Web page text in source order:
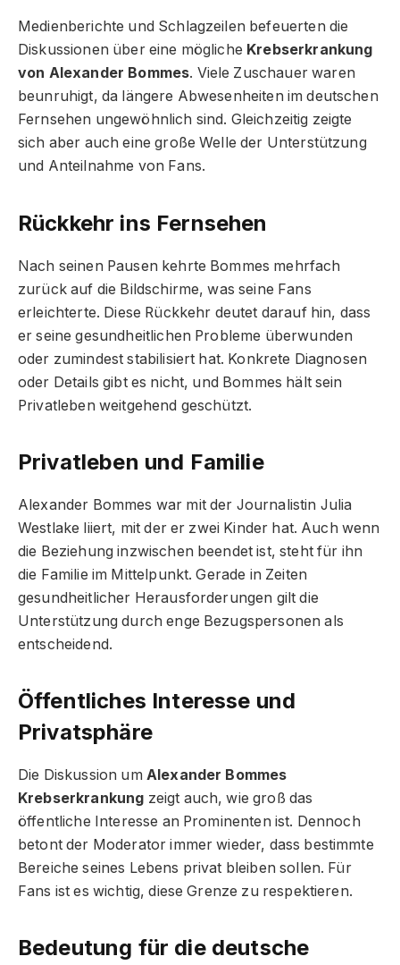
Medienberichte und Schlagzeilen befeuerten die
Diskussionen über eine mögliche Krebserkrankung
von Alexander Bommes. Viele Zuschauer waren
beunruhigt, da längere Abwesenheiten im deutschen
Fernsehen ungewöhnlich sind. Gleichzeitig zeigte
sich aber auch eine große Welle der Unterstützung
und Anteilnahme von Fans.
Rückkehr ins Fernsehen
Nach seinen Pausen kehrte Bommes mehrfach
zurück auf die Bildschirme, was seine Fans
erleichterte. Diese Rückkehr deutet darauf hin, dass
er seine gesundheitlichen Probleme überwunden
oder zumindest stabilisiert hat. Konkrete Diagnosen
oder Details gibt es nicht, und Bommes hält sein
Privatleben weitgehend geschützt.
Privatleben und Familie
Alexander Bommes war mit der Journalistin Julia
Westlake liiert, mit der er zwei Kinder hat. Auch wenn
die Beziehung inzwischen beendet ist, steht für ihn
die Familie im Mittelpunkt. Gerade in Zeiten
gesundheitlicher Herausforderungen gilt die
Unterstützung durch enge Bezugspersonen als
entscheidend.
Öffentliches Interesse und
Privatsphäre
Die Diskussion um Alexander Bommes
Krebserkrankung zeigt auch, wie groß das
öffentliche Interesse an Prominenten ist. Dennoch
betont der Moderator immer wieder, dass bestimmte
Bereiche seines Lebens privat bleiben sollen. Für
Fans ist es wichtig, diese Grenze zu respektieren.
Bedeutung für die deutsche